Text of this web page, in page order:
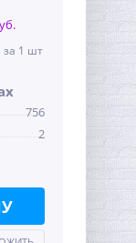
за 1 шт
756
2